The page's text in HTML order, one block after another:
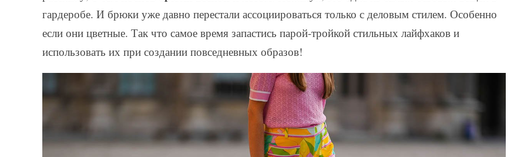
гардеробе. И брюки уже давно перестали ассоциироваться только с деловым стилем. Особенно
если они цветные. Так что самое время запастись парой-тройкой стильных лайфхаков и
использовать их при создании повседневных образов!